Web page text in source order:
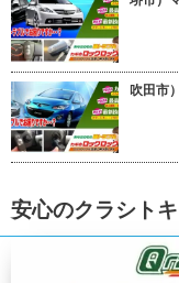
吹田市
安心のクラシト